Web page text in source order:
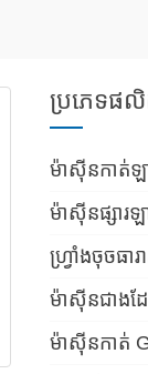
ាស្ត្រ។
ង្កើតឡើងនៅក្នុង
ើយទីបំផុតចូលទៅក្នុ
ប្រភេទផ
ម៉ាស៊ីនកាត់ឡ
ម៉ាស៊ីនផ្សារ
ហ្វ្រាំងចុចធារ
ម៉ាស៊ីនជាងដ
ម៉ាស៊ីនកាត់